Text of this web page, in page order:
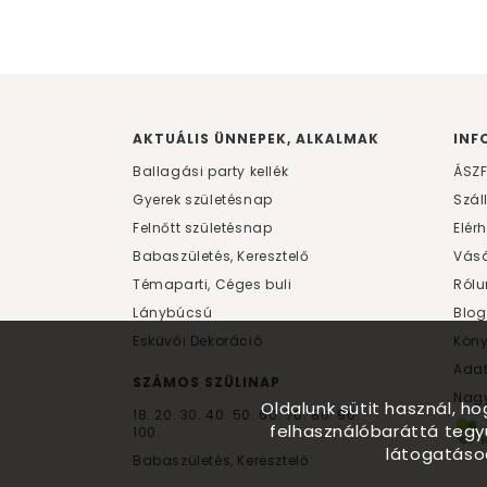
AKTUÁLIS ÜNNEPEK, ALKALMAK
Ballagási party kellék
Gyerek születésnap
Felnőtt születésnap
Babaszületés, Keresztelő
Témaparti, Céges buli
Lánybúcsú
Esküvői Dekoráció
SZÁMOS SZÜLINAP
18. 20. 30. 40. 50. 60.70.80.90.
100.
Babaszületés, Keresztelő
ÁSZF
Blog
Oldalunk sütit használ,
felhasználóbaráttá